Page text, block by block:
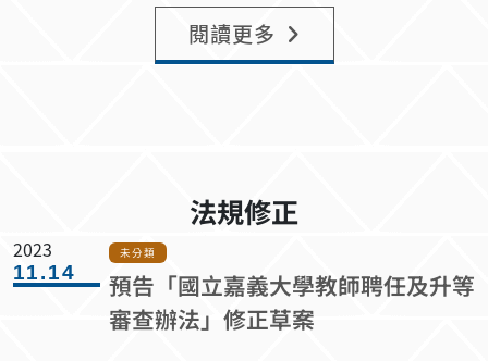
閱讀更多
法規修正
2023
11.14
未分類
預告「國立嘉義大學教師聘任及升等
審查辦法」修正草案